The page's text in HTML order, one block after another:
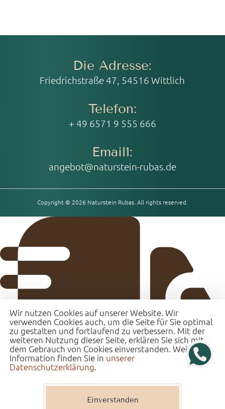
Die Adresse:
Friedrichstraße 47, 54516 Wittlich
Telefon:
+ 49 6571 9 555 666
Email1:
angebot@naturstein-rubas.de
Copyright © 2026 Naturstein Rubas. All rights reserved.
Wir nutzen Cookies auf unserer Website. Wir
verwenden Cookies auch, um die Seite für Sie optimal
zu gestalten und fortlaufend zu verbessern. Mit der
weiteren Nutzung dieser Seite, erklären Sie sich mit
dem Gebrauch von Cookies einverstanden. Weitere
Information finden Sie in unserer
Datenschutzerklärung.
Einverstanden